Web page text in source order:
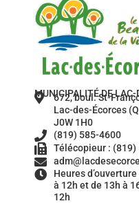
MUNICIPALITÉ DE LAC-
672, boul. St-
Lac-des-Écorces
J0W 1H0
(819) 585-4600
Télécopieur : (819)
Heures
à 12h et de 13h à
12h